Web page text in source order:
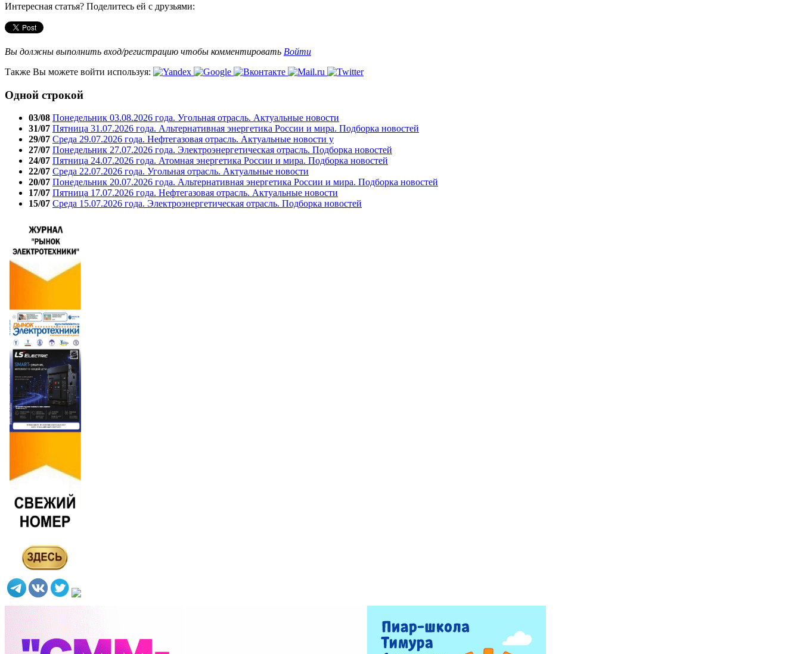
Интересная статья? Поделитесь ей с друзьями:
Вы должны выполнить вход/регистрацию чтобы комментировать Войти
Также Вы можете войти используя:
Одной строкой
03/08 Понедельник 03.08.2026 года. Угольная отрасль. Актуальные новости
31/07 Пятница 31.07.2026 года. Альтернативная энергетика России и мира. Подборка новостей
29/07 Среда 29.07.2026 года. Нефтегазовая отрасль. Актуальные новости у
27/07 Понедельник 27.07.2026 года. Электроэнергетическая отрасль. Подборка новостей
24/07 Пятница 24.07.2026 года. Атомная энергетика России и мира. Подборка новостей
22/07 Среда 22.07.2026 года. Угольная отрасль. Актуальные новости
20/07 Понедельник 20.07.2026 года. Альтернативная энергетика России и мира. Подборка новостей
17/07 Пятница 17.07.2026 года. Нефтегазовая отрасль. Актуальные новости
15/07 Среда 15.07.2026 года. Электроэнергетическая отрасль. Подборка новостей